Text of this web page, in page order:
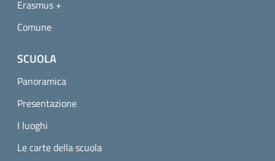
Erasmus +
Comune
SCUOLA
Panoramica
Presentazione
I luoghi
Le carte della scuola